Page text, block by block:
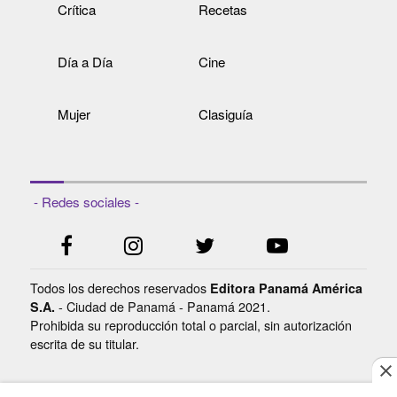
Crítica Recetas
Día a Día Cine
Mujer Clasiguía
- Redes sociales -
Todos los derechos reservados Editora Panamá América
S.A. - Ciudad de Panamá - Panamá 2021.
Prohibida su reproducción total o parcial, sin autorización
escrita de su titular.